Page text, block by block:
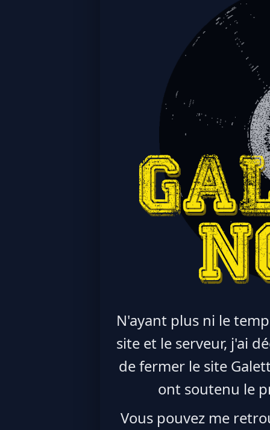
N'ayant plus ni le
site et le serveur, j'ai
de fermer le site
ont soutenu le
Vous pouvez me